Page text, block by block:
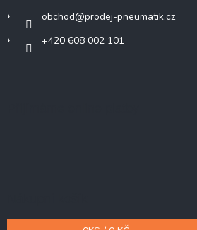
obchod@prodej-pneumatik.cz
+420 608 002 101